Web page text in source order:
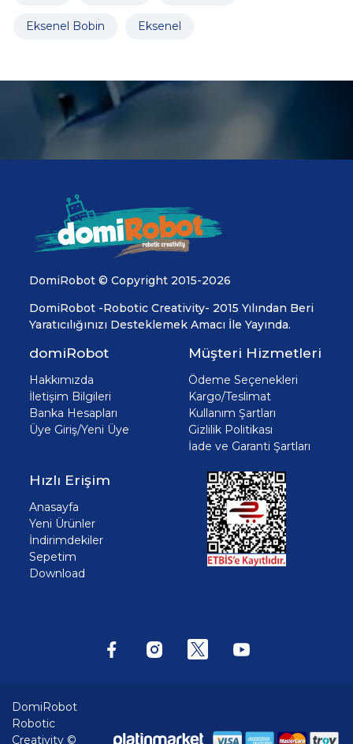
Eksenel Bobin Eksenel
DomiRobot © Copyright 2015-2026
DomiRobot -Robotic Creativity- 2015 Yılından Beri
Yaratıcılığınızı Desteklemek Amacı İle Yayında.
domiRobot
Hakkımızda
İletişim Bilgileri
Banka Hesapları
Üye Giriş/Yeni Üye
Müşteri Hizmetleri
Ödeme Seçenekleri
Kargo/Teslimat
Kullanım Şartları
Gizlilik Politikası
İade ve Garanti Şartları
Hızlı Erişim
Anasayfa
Yeni Ürünler
İndirimdekiler
Sepetim
Download
DomiRobot
Robotic
Creativity ©